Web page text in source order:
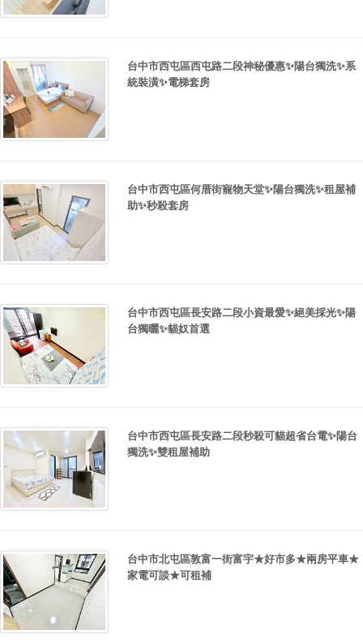
台中市西屯區西屯路二段神秘優惠✨陽台獨洗✨系
統裝潢✨電梯套房
台中市西屯區何厝街寵物天堂✨陽台獨洗✨租屋補
助✨秒殺套房
台中市西屯區長安路二段小資最愛✨絕美採光✨陽
台獨曬✨貓奴首選
台中市西屯區長安路二段秒殺可貓超省台電✨陽台
獨洗✨雙租屋補助
台中市北屯區敦富一街富宇★好市多★兩房平車★
家電可談★可租補